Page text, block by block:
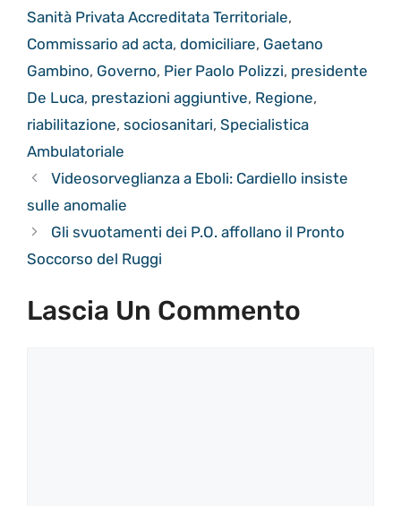
Sanità Privata Accreditata Territoriale,
Commissario ad acta, domiciliare, Gaetano
Gambino, Governo, Pier Paolo Polizzi, presidente
De Luca, prestazioni aggiuntive, Regione,
riabilitazione, sociosanitari, Specialistica
Ambulatoriale
Videosorveglianza a Eboli: Cardiello insiste
sulle anomalie
Gli svuotamenti dei P.O. affollano il Pronto
Soccorso del Ruggi
Lascia Un Commento